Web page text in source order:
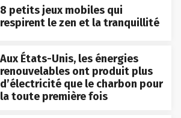
8 petits jeux mobiles qui
respirent le zen et la tranquillité
Aux États-Unis, les énergies
renouvelables ont produit plus
d’électricité que le charbon pour
la toute première fois